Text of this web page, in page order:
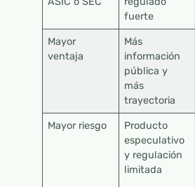
fuerte
Mayor
ventaja
Más
información
pública y
más
trayectoria
Mayor riesgo
Producto
especulativo
y regulación
limitada